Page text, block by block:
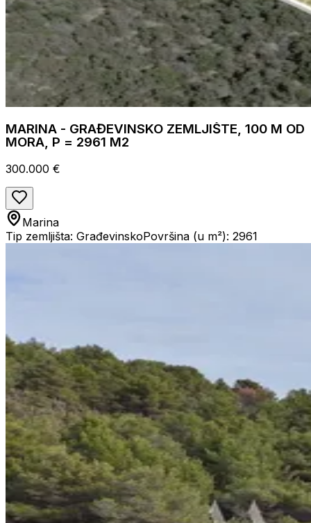
MARINA - GRAĐEVINSKO ZEMLJIŠTE, 100 M OD
MORA, P = 2961 M2
300.000 €
Marina
Tip zemljišta: GrađevinskoPovršina (u m²): 2961